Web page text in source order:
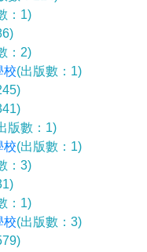
：1)
：2)
校(出版數：1)
版數：1)
校(出版數：1)
：3)
：1)
校(出版數：3)